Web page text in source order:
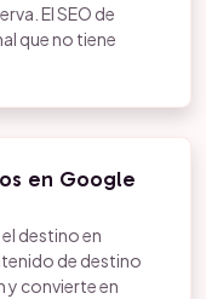
El SEO de
que no tiene
en Google
destino en
de destino
y convierte en